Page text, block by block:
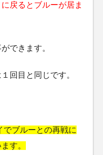
戻るとブルーが居ま
できます。
回目と同じです。
でブルーとの再戦に
す。